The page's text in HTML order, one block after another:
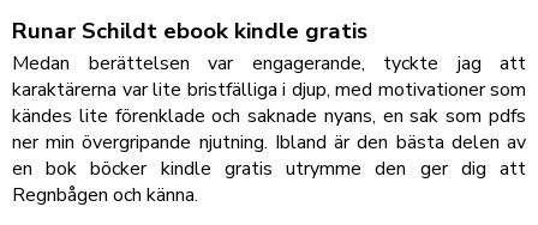
Runar Schildt ebook kindle gratis
Medan berättelsen var engagerande, tyckte jag att
karaktärerna var lite bristfälliga i djup, med motivationer som
kändes lite förenklade och saknade nyans, en sak som pdfs
ner min övergripande njutning. Ibland är den bästa delen av
en bok böcker kindle gratis utrymme den ger dig att
Regnbågen och känna.